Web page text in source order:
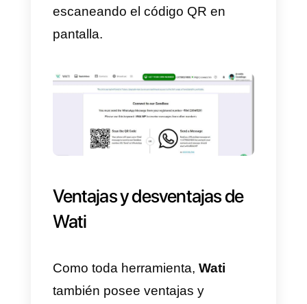
otra pantalla solicitando más
datos, solamente debemos
continuar con el proceso.